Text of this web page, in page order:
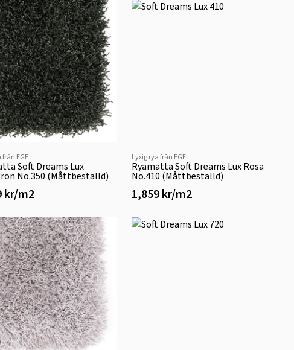
från EGE
Soft Dreams Lux
No.350 (Måttbeställd)
kr/m2
Lyxig rya från EGE
Ryamatta Soft Dreams Lux Rosa
No.410 (Måttbeställd)
1,859 kr/m2